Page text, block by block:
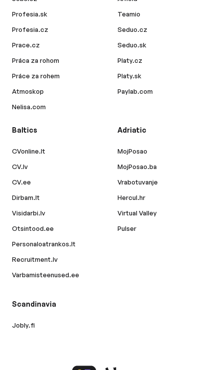
Profesia.sk
Profesia.cz
Prace.cz
Práca za rohom
Práce za rohem
Atmoskop
Nelisa.com
Teamio
Seduo.cz
Seduo.sk
Platy.cz
Platy.sk
Paylab.com
Baltics
CVonline.lt
CV.lv
CV.ee
Dirbam.lt
Visidarbi.lv
Otsintood.ee
Personaloatrankos.lt
Recruitment.lv
Varbamisteenused.ee
Adriatic
MojPosao
MojPosao.ba
Vrabotuvanje
Hercul.hr
Virtual Valley
Pulser
Scandinavia
Jobly.fi